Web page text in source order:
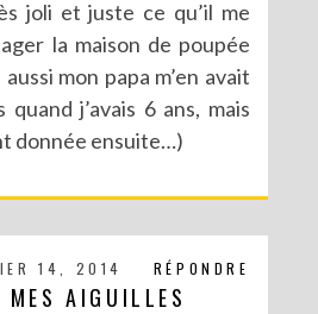
joli et juste ce qu’il me
la maison de poupée
mon papa m’en avait
j’avais 6 ans, mais
donnée ensuite…)
RÉPONDRE
14, 2014
MES AIGUILLES